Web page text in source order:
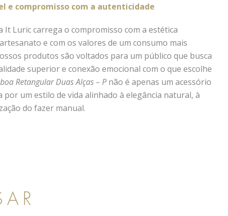
e compromisso com a autenticidade
It Luric carrega o compromisso com a estética
e com os valores de um consumo mais
produtos são voltados para um público que busca
superior e conexão emocional com o que escolhe
Retangular Duas Alças – P não é apenas um acessório
por um estilo de vida alinhado à elegância natural, à
do fazer manual.